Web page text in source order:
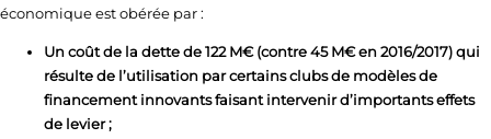
économique est obérée par :
Un coût de la dette de 122 M€ (contre 45 M€ en 2016/2017) qui
résulte de l’utilisation par certains clubs de modèles de
financement innovants faisant intervenir d’importants effets
de levier ;